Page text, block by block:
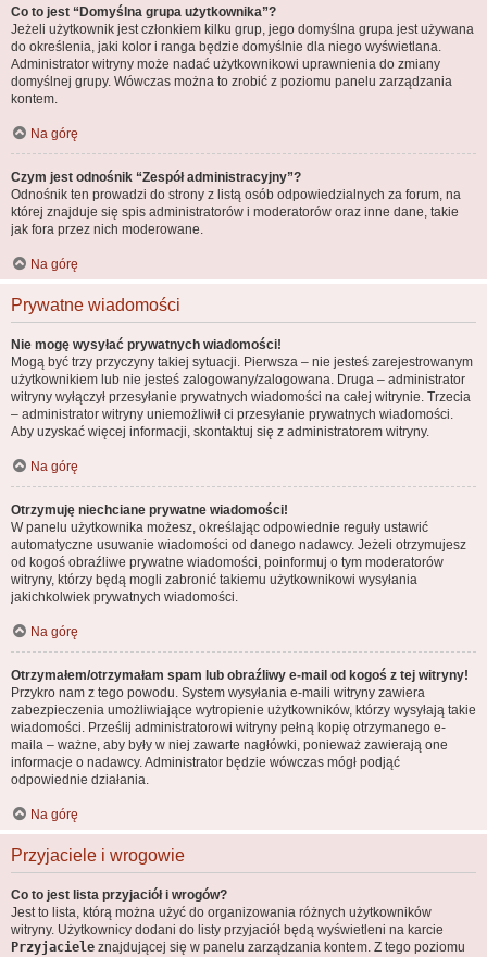
Co to jest “Domyślna grupa użytkownika”?
Jeżeli użytkownik jest członkiem kilku grup, jego domyślna grupa jest używana
do określenia, jaki kolor i ranga będzie domyślnie dla niego wyświetlana.
Administrator witryny może nadać użytkownikowi uprawnienia do zmiany
domyślnej grupy. Wówczas można to zrobić z poziomu panelu zarządzania
kontem.
Na górę
Czym jest odnośnik “Zespół administracyjny”?
Odnośnik ten prowadzi do strony z listą osób odpowiedzialnych za forum, na
której znajduje się spis administratorów i moderatorów oraz inne dane, takie
jak fora przez nich moderowane.
Na górę
Prywatne wiadomości
Nie mogę wysyłać prywatnych wiadomości!
Mogą być trzy przyczyny takiej sytuacji. Pierwsza – nie jesteś zarejestrowanym
użytkownikiem lub nie jesteś zalogowany/zalogowana. Druga – administrator
witryny wyłączył przesyłanie prywatnych wiadomości na całej witrynie. Trzecia
– administrator witryny uniemożliwił ci przesyłanie prywatnych wiadomości.
Aby uzyskać więcej informacji, skontaktuj się z administratorem witryny.
Na górę
Otrzymuję niechciane prywatne wiadomości!
W panelu użytkownika możesz, określając odpowiednie reguły ustawić
automatyczne usuwanie wiadomości od danego nadawcy. Jeżeli otrzymujesz
od kogoś obraźliwe prywatne wiadomości, poinformuj o tym moderatorów
witryny, którzy będą mogli zabronić takiemu użytkownikowi wysyłania
jakichkolwiek prywatnych wiadomości.
Na górę
Otrzymałem/otrzymałam spam lub obraźliwy e-mail od kogoś z tej witryny!
Przykro nam z tego powodu. System wysyłania e-maili witryny zawiera
zabezpieczenia umożliwiające wytropienie użytkowników, którzy wysyłają takie
wiadomości. Prześlij administratorowi witryny pełną kopię otrzymanego e-
maila – ważne, aby były w niej zawarte nagłówki, ponieważ zawierają one
informacje o nadawcy. Administrator będzie wówczas mógł podjąć
odpowiednie działania.
Na górę
Przyjaciele i wrogowie
Co to jest lista przyjaciół i wrogów?
Jest to lista, którą można użyć do organizowania różnych użytkowników
witryny. Użytkownicy dodani do listy przyjaciół będą wyświetleni na karcie
Przyjaciele znajdującej się w panelu zarządzania kontem. Z tego poziomu